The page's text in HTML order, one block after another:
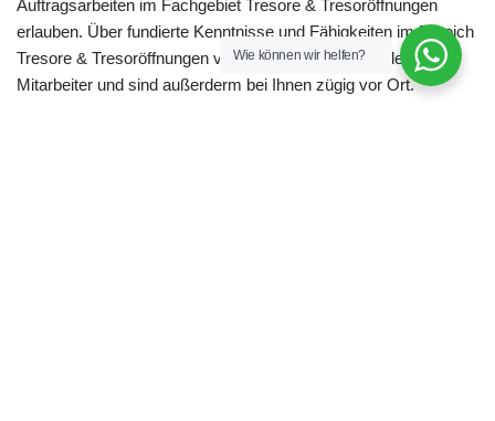
Auftragsarbeiten im Fachgebiet Tresore & Tresoröffnungen
erlauben. Über fundierte Kenntnisse und Fähigkeiten im Bereich
Tresore & Tresoröffnungen verfügen unsre ausgebildeten
Mitarbeiter und sind außerderm bei Ihnen zügig vor Ort.
Wie können wir helfen?